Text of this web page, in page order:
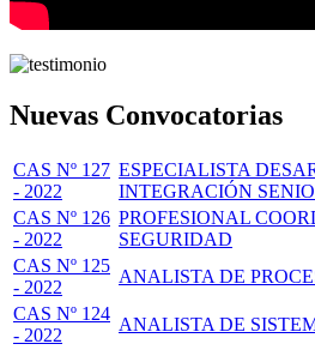
Nuevas Convocatorias
CAS Nº 127
- 2022
ESPECIALISTA
INTEGRACIÓN
CAS Nº 126
- 2022
PROFESIONAL
SEGURIDAD
CAS Nº 125
- 2022
ANALISTA DE
CAS Nº 124
- 2022
ANALISTA DE